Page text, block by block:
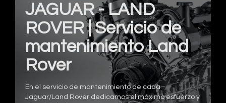
JAGUAR - LAND
ROVER | Servicio de
mantenimiento Land
Rover
En el servicio de mantenimiento de cada
Jaguar/Land Rover dedicamos el máximo esfuerzo y